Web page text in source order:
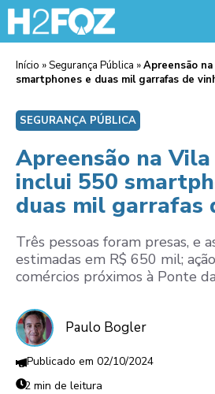
Início »Segurança Pública »Apreensão
smartphones e duas mil garrafas de
SEGURANÇA PÚBLICA
Apreensão na
inclui 550
duas mil garrafas
Três pessoas foram presas, e
estimadas em R$ 650 mil;
comércios próximos à Ponte
Paulo Bogler
02/10/2024
2 min de leitura